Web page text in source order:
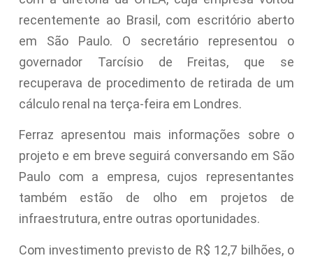
recentemente ao Brasil, com escritório aberto
em São Paulo. O secretário representou o
governador Tarcísio de Freitas, que se
recuperava de procedimento de retirada de um
cálculo renal na terça-feira em Londres.
Ferraz apresentou mais informações sobre o
projeto e em breve seguirá conversando em São
Paulo com a empresa, cujos representantes
também estão de olho em projetos de
infraestrutura, entre outras oportunidades.
Com investimento previsto de R$ 12,7 bilhões, o